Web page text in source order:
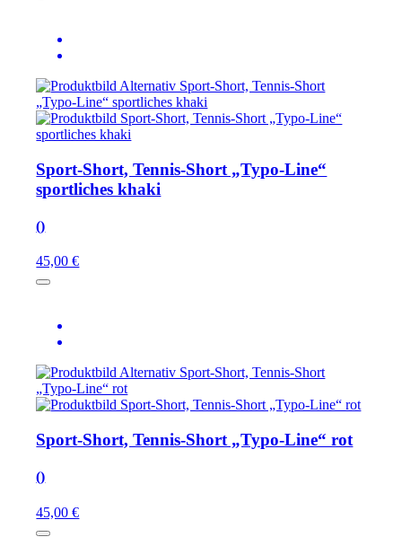
Sport-Short, Tennis-Short „Typo-Line“
sportliches khaki
()
45,00 €
Sport-Short, Tennis-Short „Typo-Line“ rot
()
45,00 €